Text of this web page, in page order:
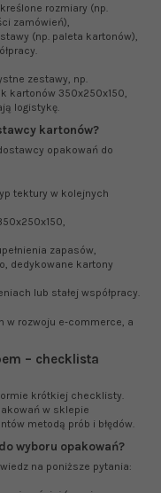
rozmiary (np.
zamówień),
(np. paleta kartonów),
zestawy, np.
kartonów 350x250x150,
logistykę.
kartonów?
opakowań do
tektury w kolejnych
zapasów,
dedykowane kartony
lub stałej współpracy.
w rozwoju e‑commerce, a
– checklista
krótkiej checklisty.
w sklepie
metodą prób i błędów.
wyboru opakowań?
na poniższe pytania: